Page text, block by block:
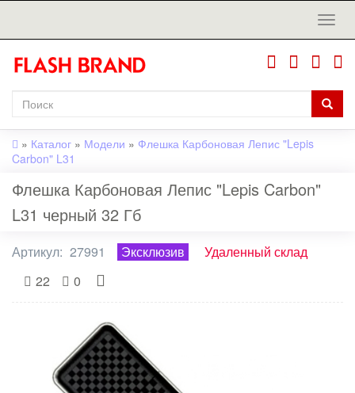
» Каталог » Модели » Флешка Карбоновая Лепис "Lepis
Carbon" L31
Флешка Карбоновая Лепис "Lepis Carbon"
L31 черный 32 Гб
Артикул: 27991 Эксклюзив
Удаленный склад
22
0